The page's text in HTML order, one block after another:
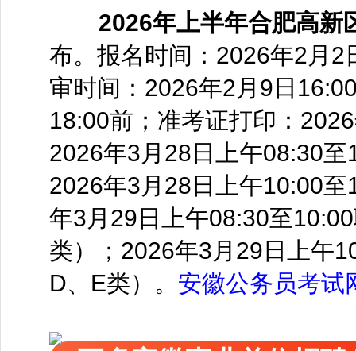
2026年上半年合肥高新
布。 报名时间：2026年2月2
审时间：2026年2月9日
18:00前；准考证打印：
2026年3月28日上午08:30
2026年3月28日上午10:00
年3月29日上午08:30至
类）；2026年3月29日上午
D、E类）。 安徽公务员考试